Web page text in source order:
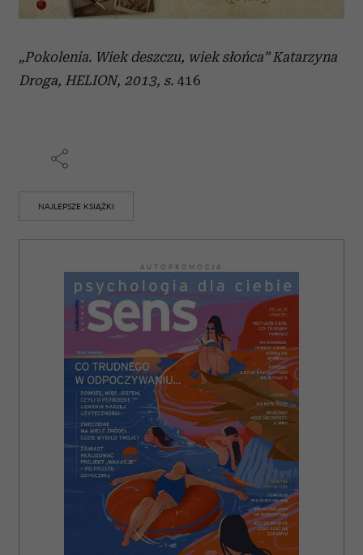
„Pokolenia. Wiek deszczu, wiek słońca”Katarzyna
Droga, HELION, 2013, s. 416
NAJLEPSZE KSIĄŻKI
AUTOPROMOCJA